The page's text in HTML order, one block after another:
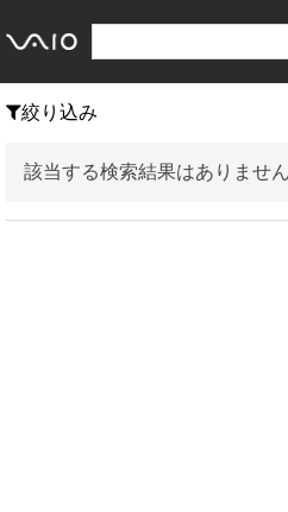
絞り込み
該当する検索結果はありませ